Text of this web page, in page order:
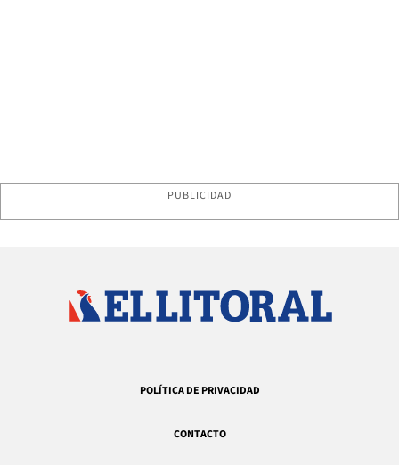
PUBLICIDAD
POLÍTICA DE PRIVACIDAD
CONTACTO